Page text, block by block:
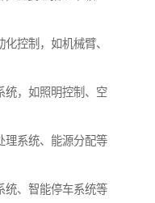
控制，如机械臂、
统，如照明控制、空
理系统、能源分配等
统、智能停车系统等